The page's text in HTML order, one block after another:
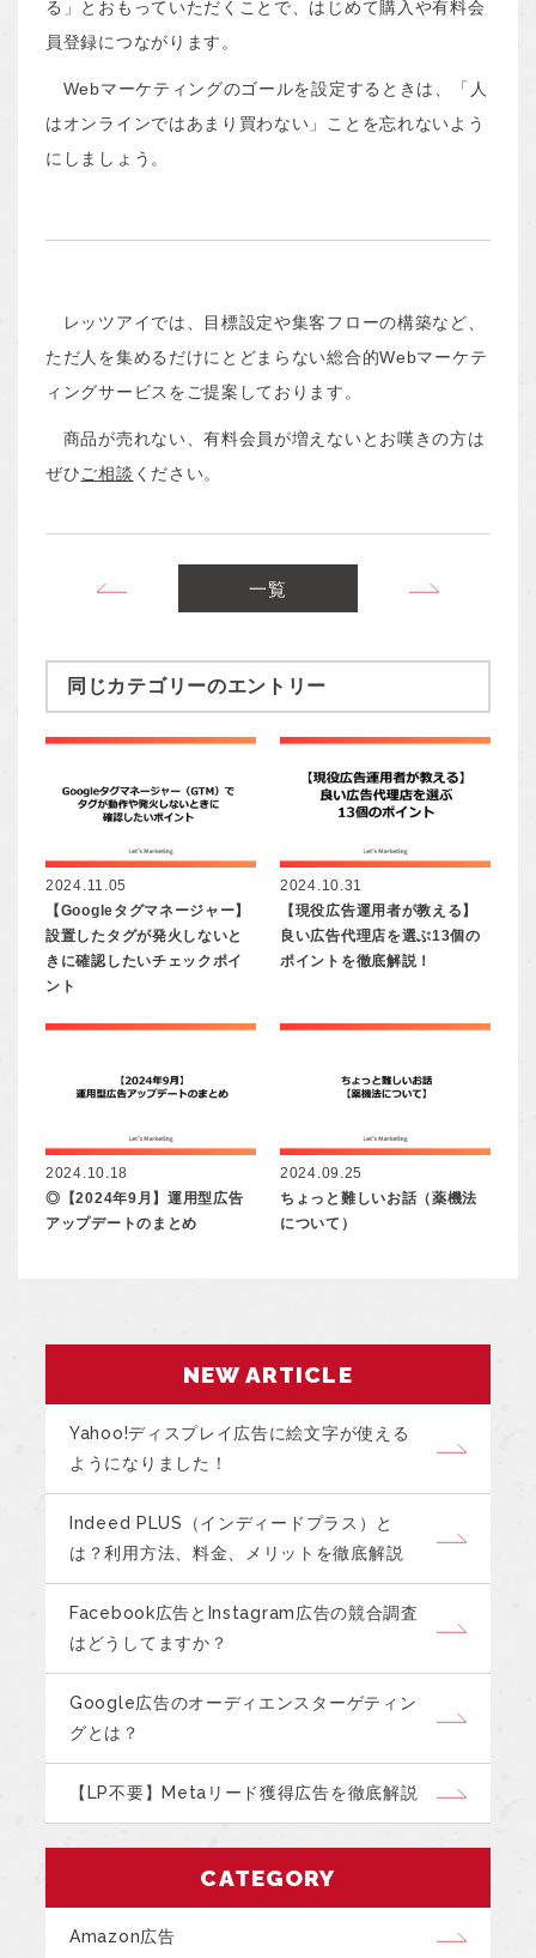
る」とおもっていただくことで、はじめて購入や有料会
員登録につながります。
Webマーケティングのゴールを設定するときは、「人
はオンラインではあまり買わない」ことを忘れないよう
にしましょう。
レッツアイでは、目標設定や集客フローの構築など、
ただ人を集めるだけにとどまらない総合的Webマーケテ
ィングサービスをご提案しております。
商品が売れない、有料会員が増えないとお嘆きの方は
ぜひご相談 ください。
アカウントは他人と共有
一覧
同じカテゴリーのエントリー
2024.11.05
【Googleタグマネージャー】
設置したタグが発火しないと
きに確認したいチェックポイ
ント
2024.10.31
【現役広告運用者が教える】
良い広告代理店を選ぶ13個の
ポイントを徹底解説！
2024.10.18
◎【2024年9月】運用型広告
アップデートのまとめ
2024.09.25
ちょっと難しいお話（薬機法
について）
NEW ARTICLE
Yahoo!ディスプレイ広告に絵文字が使える
ようになりました！
Indeed PLUS（インディードプラス）と
は？利用方法、料金、メリットを徹底解説
Facebook広告とInstagram広告の競合調査
はどうしてますか？
Google広告のオーディエンスターゲティン
グとは？
【LP不要】Metaリード獲得広告を徹底解説
CATEGORY
Amazon広告